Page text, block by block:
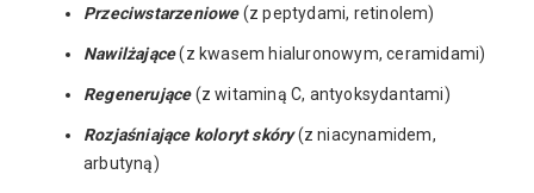
Przeciwstarzeniowe(z peptydami, retinolem)
Nawilżające (z kwasem hialuronowym, ceramidami)
Regenerujące (z witaminą C, antyoksydantami)
Rozjaśniające koloryt skóry(z niacynamidem,
arbutyną)